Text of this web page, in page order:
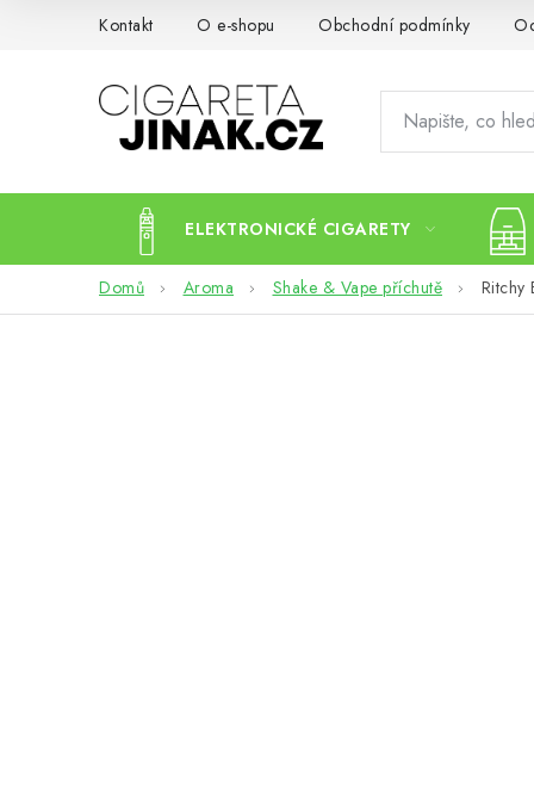
Kontakt O e-shopu Obchodní podmínky
ELEKTRONICKÉ CIGARETY
Domů Aroma Shake & Vape příchutě Ritchy